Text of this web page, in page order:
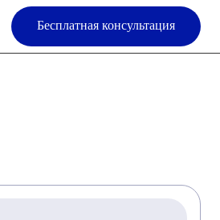
Бесплатная консультация